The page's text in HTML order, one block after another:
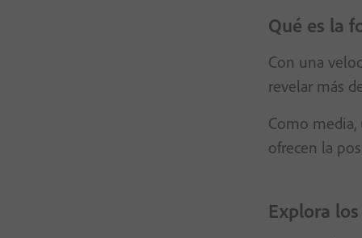
Qué es la
Con una
revelar más
Como
ofrecen la
Explora